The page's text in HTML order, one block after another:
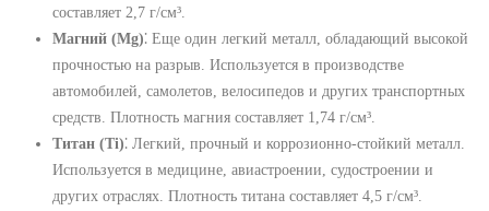
составляет 2,7 г/см³.
Магний (Mg)⁚ Еще один легкий металл, обладающий высокой
прочностью на разрыв. Используется в производстве
автомобилей, самолетов, велосипедов и других транспортных
средств. Плотность магния составляет 1,74 г/см³.
Титан (Ti)⁚ Легкий, прочный и коррозионно-стойкий металл.
Используется в медицине, авиастроении, судостроении и
других отраслях. Плотность титана составляет 4,5 г/см³.